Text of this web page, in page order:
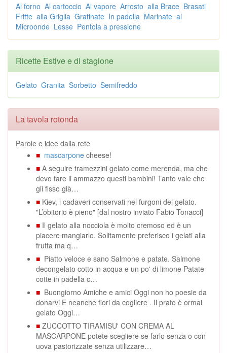
Al forno Al cartoccio Al vapore Arrosto alla Brace Brasati
Fritte alla Griglia Gratinate In padella Marinate al
Microonde Lesse Pentola a pressione
Ricette Estive e di stagione
Gelato Granita Sorbetto Semifreddo
La tavola rotonda
Parole e idee dalla rete
■ mascarpone cheese!
■ A seguire tramezzini gelato come merenda, ma che
devo fare li ammazzo questi bambini! Tanto vale che
gli fisso già…
■ Kiev, i cadaveri conservati nei furgoni del gelato.
"L’obitorio è pieno" [dal nostro inviato Fabio Tonacci]
■ Il gelato alla nocciola è molto cremoso ed è un
piacere mangiarlo. Solitamente preferisco i gelati alla
frutta ma q…
■ Piatto veloce e sano Salmone e patate. Salmone
decongelato cotto in acqua e un po' di limone Patate
cotte in padella c…
■ Buongiorno Amiche e amici Oggi non ho poesie da
donarvi E neanche fiori da cogliere . Il prato è ormai
gelato Oggi…
■ ZUCCOTTO TIRAMISU' CON CREMA AL
MASCARPONE potete scegliere se farlo senza o con
uova pastorizzate senza utilizzare…